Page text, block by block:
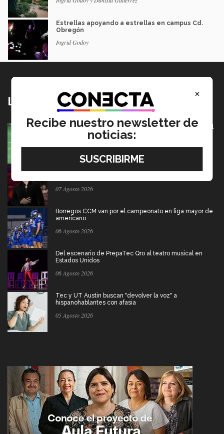
Estrellas apoyando a estrellas en campus Cd.
Obregón
Ingrid Godoy
Lo más nuevo
México va por pase olímpico en mundial de flag football
en Alemania
07 Agosto 2026
07 Agosto 2026
Borregos CCM van por el campeonato en liga mayor de
americano
06 Agosto 2026
Del escenario de PrepaTec Qro al teatro musical en
Estados Unidos
06 Agosto 2026
Tec y UT Austin buscan "devolver la voz" a
hispanohablantes con afasia
05 Agosto 2026
×
Recibe nuestro newsletter de
noticias: